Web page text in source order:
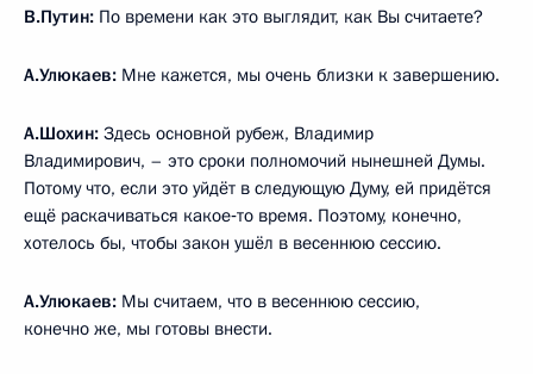
В.Путин: По времени как это выглядит, как Вы считаете?
А.Улюкаев: Мне кажется, мы очень близки к завершению.
А.Шохин: Здесь основной рубеж, Владимир
Владимирович, – это сроки полномочий нынешней Думы.
Потому что, если это уйдёт в следующую Думу, ей придётся
ещё раскачиваться какое‑то время. Поэтому, конечно,
хотелось бы, чтобы закон ушёл в весеннюю сессию.
А.Улюкаев: Мы считаем, что в весеннюю сессию,
конечно же, мы готовы внести.